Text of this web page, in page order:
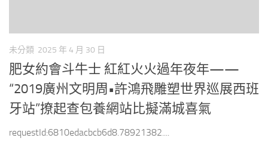
未分類 2025 年 4 月 30 日
肥女約會斗牛士 紅紅火火過年夜年——
“2019廣州文明周•許鴻飛雕塑世界巡展西班
牙站”撩起查包養網站比擬滿城喜氣
requestId:6810edacbcb6d8.78921382....